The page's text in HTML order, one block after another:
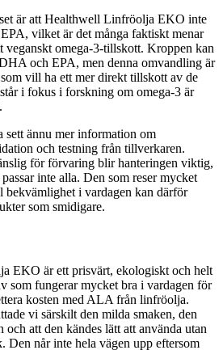
är att Healthwell Linfröolja EKO inte
vilket är det många faktiskt menar
veganskt omega-3-tillskott. Kroppen kan
och EPA, men denna omvandling är
vill ha ett mer direkt tillskott av de
i fokus i forskning om omega-3 är
sett ännu mer information om
och testning från tillverkaren.
för förvaring blir hanteringen viktig,
inte alla. Den som reser mycket
bekvämlighet i vardagen kan därför
som smidigare.
EKO är ett prisvärt, ekologiskt och helt
som fungerar mycket bra i vardagen för
kosten med ALA från linfröolja.
vi särskilt den milda smaken, den
och att den kändes lätt att använda utan
Den når inte hela vägen upp eftersom